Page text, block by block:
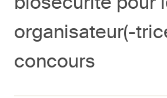
biosécurité pour
organisateur(-
concours